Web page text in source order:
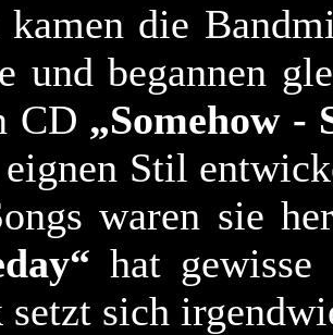
kamen die
und begannen
CD „Somehow -
Stil
waren sie
hat gewisse
setzt sich